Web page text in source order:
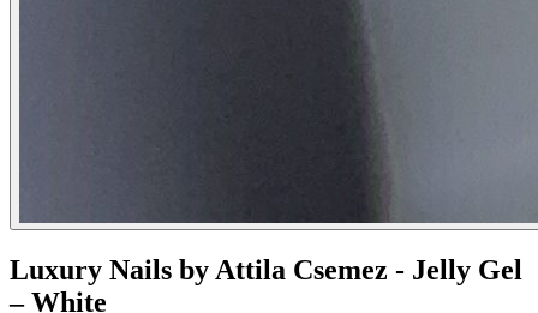
‌Luxury Nails by Attila Csemez - Jelly Gel
– White